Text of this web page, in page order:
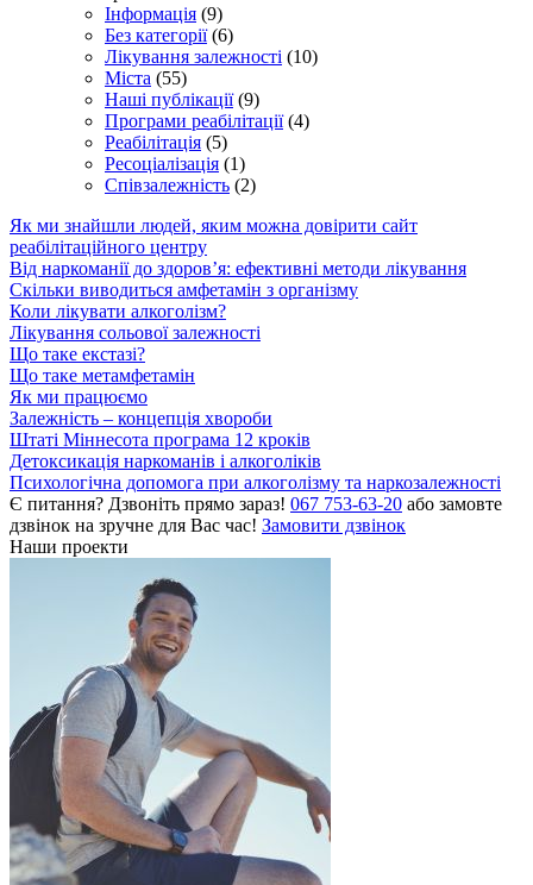
Інформація (9)
Без категорії(6)
Лікування залежності (10)
Міста (55)
Наші публікації(9)
Програми реабілітації(4)
Реабілітація (5)
Ресоціалізація (1)
Співзалежність (2)
Як ми знайшли людей, яким можна довірити сайт
реабілітаційного центру
Від наркоманії до здоров’я: ефективні методи лікування
Скільки виводиться амфетамін з організму
Коли лікувати алкоголізм?
Лікування сольової залежності
Що таке екстазі?
Що таке метамфетамін
Як ми працюємо
Залежність – концепція хвороби
Штаті Міннесота програма 12 кроків
Детоксикація наркоманів і алкоголіків
Психологічна допомога при алкоголізму та наркозалежності
Є питання? Дзвоніть прямо зараз! 067 753-63-20 або замовте
дзвінок на зручне для Вас час! Замовити дзвінок
Наши проекти